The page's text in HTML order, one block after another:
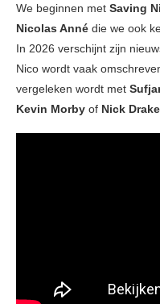
We beginnen met Saving
Nicolas Anné die we ook
In 2026 verschijnt zijn
Nico wordt vaak
vergeleken wordt met
Kevin Morby of Nick Drake